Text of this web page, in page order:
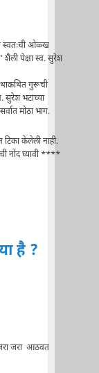
स्वतःची ओळ्ख
पेक्षा स्व. सुरेश
गुरूची
सुरेश भटांच्या
मोठा भाग.
केलेली नाही.
नोंद घ्यावी ****
है ?
जरा आठवत